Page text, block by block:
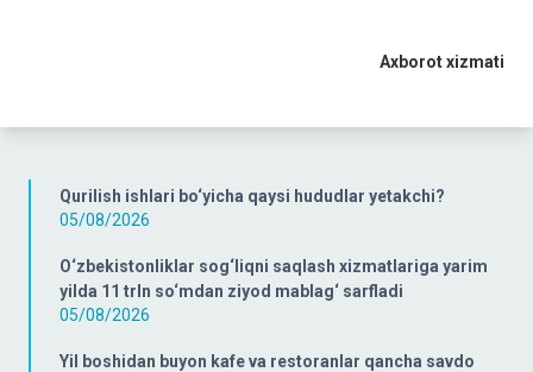
Qurilish ishlari bo‘yicha qaysi hududlar yetakchi?
05/08/2026
O‘zbekistonliklar sog‘liqni saqlash xizmatlariga yarim
yilda 11 trln so‘mdan ziyod mablag‘ sarfladi
05/08/2026
Yil boshidan buyon kafe va restoranlar qancha savdo
Axborot xizmati